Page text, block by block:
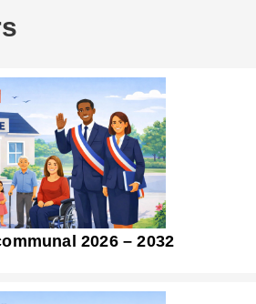
2026 – 2032